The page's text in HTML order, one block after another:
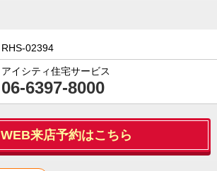
RHS-02394
アイシティ住宅サービス
06-6397-8000
WEB来店予約はこちら